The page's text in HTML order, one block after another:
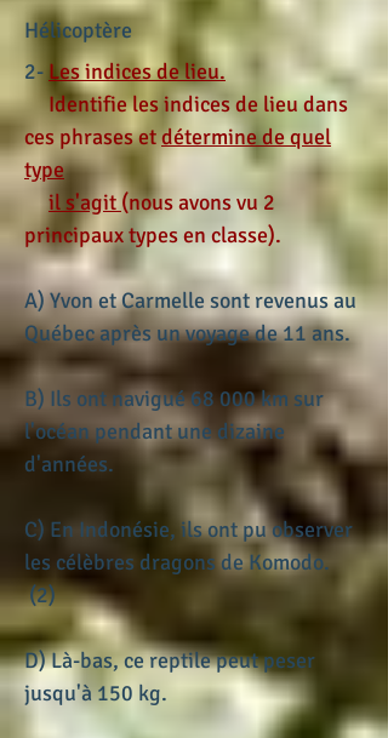
Hélicoptère
2- Les indices de lieu.
Identifie les indices de lieu dans
ces phrases etdétermine de quel
type
il s'agit (nous avons vu 2
principaux types en classe).
A) Yvon et Carmelle sont revenus au
Québec après un voyage de 11 ans.
B) Ils ont navigué 68 000 km sur
l'océan pendant une dizaine
d'années.
C) En Indonésie, ils ont pu observer
les célèbres dragons de Komodo.
(2)
D) Là-bas, ce reptile peut peser
jusqu'à 150 kg.